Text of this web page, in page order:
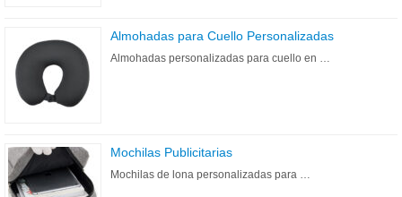
Almohadas para Cuello Personalizadas
Almohadas personalizadas para cuello en …
Mochilas Publicitarias
Mochilas de lona personalizadas para …